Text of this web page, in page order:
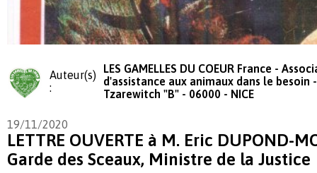
Auteur(s)
:
LES GAMELLES DU COEUR France -
d'assistance aux animaux dans le besoin
Tzarewitch "B" - 06000 - NICE
19/11/2020
LETTRE OUVERTE à M. Eric DUPOND-
Garde des Sceaux, Ministre de la Justice